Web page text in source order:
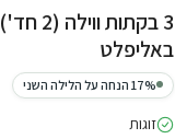
3 בקתות ווילה (2 חד')
באליפלט
17% הנחה על הלילה השני
זוגות